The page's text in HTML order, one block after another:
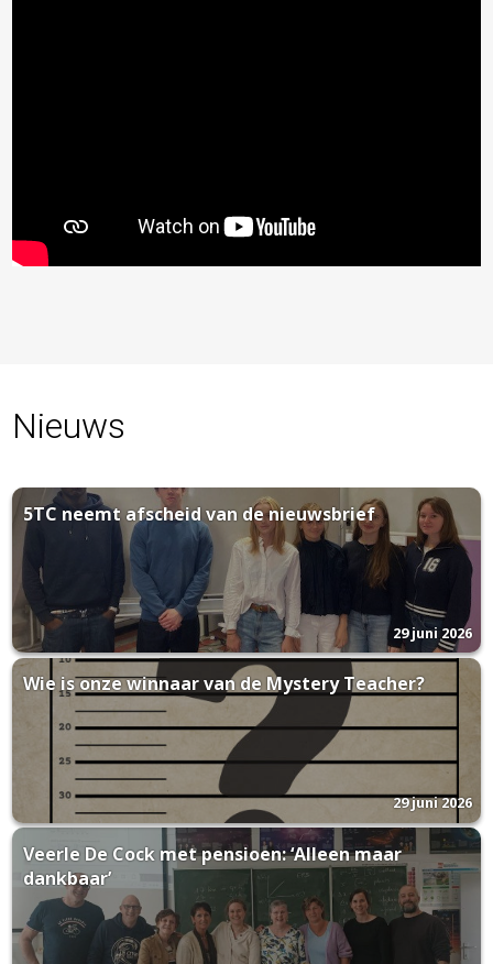
Nieuws
5TC neemt afscheid van de nieuwsbrief
29 juni 2026
Wie is onze winnaar van de Mystery Teacher?
29 juni 2026
Veerle De Cock met pensioen: ‘Alleen maar
dankbaar’